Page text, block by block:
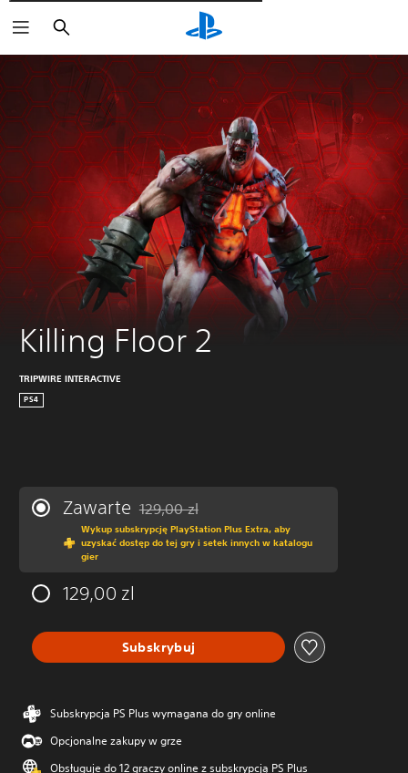
Wyszukaj
Killing Floor 2
TRIPWIRE INTERACTIVE
PS4
Zawarte Zastosowano zniżkę z oryginalnej ceny
129,00 zl
Wykup subskrypcję PlayStation Plus Extra, aby
uzyskać dostęp do tej gry i setek innych w katalogu
gier
129,00 zl
Subskrybuj
Subskrypcja PS Plus wymagana do gry online
Opcjonalne zakupy w grze
Obsługuje do 12 graczy online z subskrypcją PS Plus